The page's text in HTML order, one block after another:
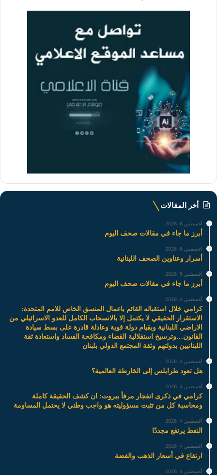
أخر المقالات
أغسطس 6, 2026
أبرز ما جاء في مقالات صحف اليوم
أغسطس 6, 2026
أسرار وعناوين الصحف اللبنانية
أغسطس 5, 2026
أبرز ما جاء في مقالات صحف اليوم
أغسطس 4, 2026
كرامي خلال استقباله القائم باعمال المنسق الخاص للامم المتحدة:
الاستقرار الحقيقي لا يكتمل إلا بالانسحاب الكامل للعدو الاسرائيلي من
الاراضي اللبنانية وبقيام دولة قوية وعادلة قادرة على بسط سيادة
القانون…وترسيخ استقلالية القضاء ومكافحة الفساد واستعادة ثقة
اللبنانيين بدولتهم وثقة المجتمع الدولي بلبنان
أغسطس 4, 2026
هل تعود طرابلس إلى الخارطة العالمية؟
أغسطس 4, 2026
كرامي في ذكرى انفجار مرفأ بيروت: ان كشف الحقيقة كاملة
ومحاسبة كل من تثبت مسؤوليته هو واجب وطني لا يحتمل المساومة
أغسطس 4, 2026
النفط يرتفع مجددًا
أغسطس 4, 2026
ارتفاع في أسعار الذهب والفضة
أغسطس 4, 2026